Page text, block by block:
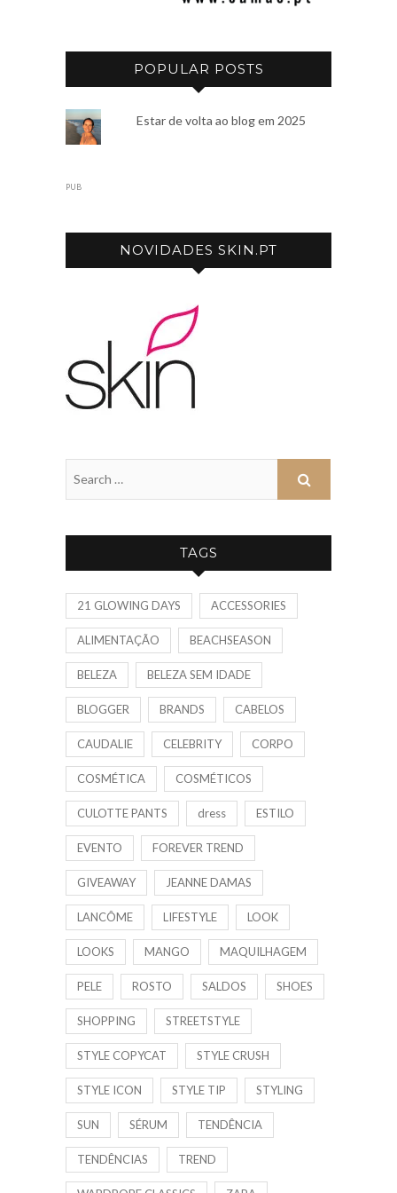
POPULAR POSTS
Estar de volta ao blog em 2025
PUB
NOVIDADES SKIN.PT
TAGS
21 GLOWING DAYS ACCESSORIES
ALIMENTAÇÃO BEACHSEASON
BELEZA BELEZA SEM IDADE
BLOGGER BRANDS CABELOS
CAUDALIE CELEBRITY CORPO
COSMÉTICA COSMÉTICOS
CULOTTE PANTS dress ESTILO
EVENTO FOREVER TREND
GIVEAWAY JEANNE DAMAS
LANCÔME LIFESTYLE LOOK
LOOKS MANGO MAQUILHAGEM
PELE ROSTO SALDOS SHOES
SHOPPING STREETSTYLE
STYLE COPYCAT STYLE CRUSH
STYLE ICON STYLE TIP STYLING
SUN SÉRUM TENDÊNCIA
TENDÊNCIAS TREND